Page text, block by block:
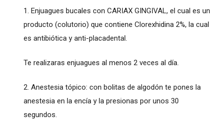
1. Enjuagues bucales con CARIAX GINGIVAL, el cual es un
producto (colutorio) que contiene Clorexhidina 2%, la cual
es antibiótica y anti-placadental.
Te realizaras enjuagues al menos 2 veces al día.
2. Anestesia tópico: con bolitas de algodón te pones la
anestesia en la encía y la presionas por unos 30
segundos.